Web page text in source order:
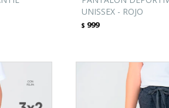
UNISSEX - ROJO
$ 999